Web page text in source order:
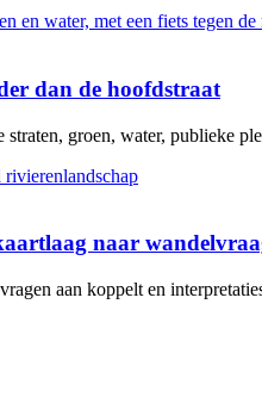
dan de hoofdstraat
groen, water, publieke
naar
aan koppelt en